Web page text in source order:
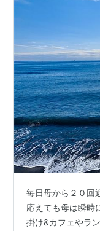
毎日母から２０回
応えても母は瞬時
掛け&カフェやラ